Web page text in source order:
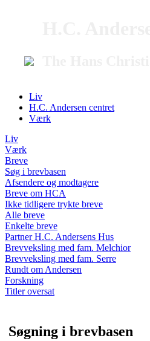
Liv
H.C. Andersen centret
Værk
Liv
Værk
Breve
Søg i brevbasen
Afsendere og modtagere
Breve om HCA
Ikke tidligere trykte breve
Alle breve
Enkelte breve
Partner H.C. Andersens Hus
Brevveksling med fam. Melchior
Brevveksling med fam. Serre
Rundt om Andersen
Forskning
Titler oversat
Søgning i brevbasen